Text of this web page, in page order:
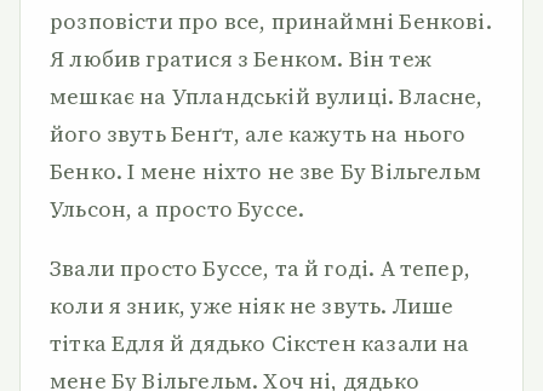
розповісти про все, принаймні Бенкові.
Я любив гратися з Бенком. Він теж
мешкає на Упландській вулиці. Власне,
його звуть Бенґт, але кажуть на нього
Бенко. І мене ніхто не зве Бу Вільгельм
Ульсон, а просто Буссе.
Звали просто Буссе, та й годі. А тепер,
коли я зник, уже ніяк не звуть. Лише
тітка Едля й дядько Сікстен казали на
мене Бу Вільгельм. Хоч ні, дядько